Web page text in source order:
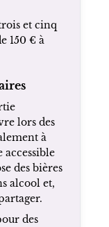
et cinq
150 € à
lors des
à
accessible
des bières
alcool et,
des